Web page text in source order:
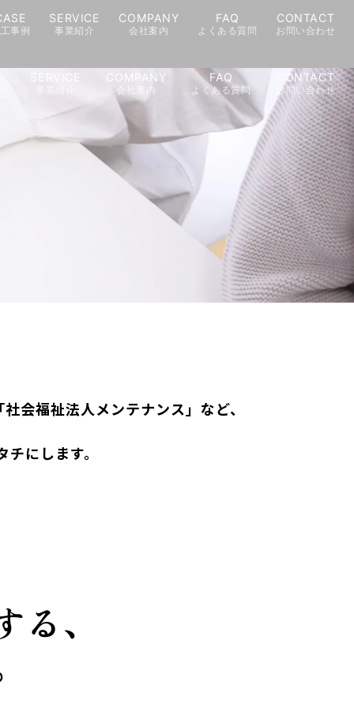
SERVICE COMPANY
会社案内
FAQ
よくある質問
CONTACT
お問い合わせ
事例
SERVICE
事業紹介
COMPANY
会社案内
FAQ
よくある質問
CONTACT
お問い合わせ
福祉法人メンテナンス」など、
にします。
、